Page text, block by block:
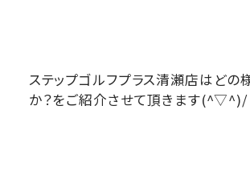
ステップゴルフプラス清瀬店はどの
か？をご紹介させて頂きます(^▽^)/